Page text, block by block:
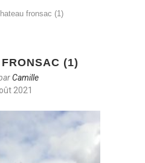
fronsac (1)
(1)
Camille
2021